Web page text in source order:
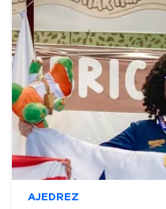
AJEDREZ